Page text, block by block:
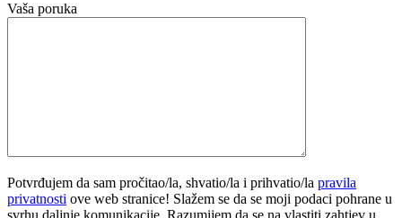
Vaša poruka
Potvrđujem da sam pročitao/la, shvatio/la i prihvatio/la pravila
privatnosti ove web stranice! Slažem se da se moji podaci pohrane u